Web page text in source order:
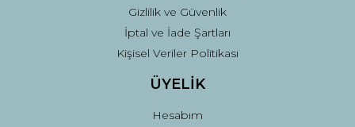
Gizlilik ve Güvenlik
İptal ve İade Şartları
Kişisel Veriler Politikası
ÜYELİK
Hesabım